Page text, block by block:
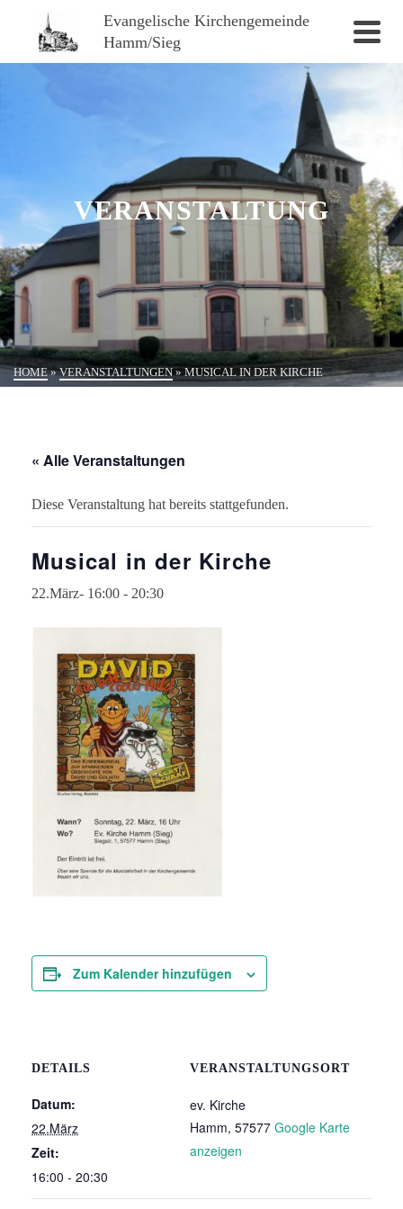
Evangelische Kirchengemeinde
Hamm/Sieg
VERANSTALTUNG
HOME » VERANSTALTUNGEN » MUSICAL IN DER KIRCHE
« Alle Veranstaltungen
Diese Veranstaltung hat bereits stattgefunden.
Musical in der Kirche
22.März- 16:00 - 20:30
Zum Kalender hinzufügen
DETAILS
Datum:
22.März
Zeit:
16:00 - 20:30
VERANSTALTUNGSORT
ev. Kirche
Hamm, 57577 Google Karte
anzeigen